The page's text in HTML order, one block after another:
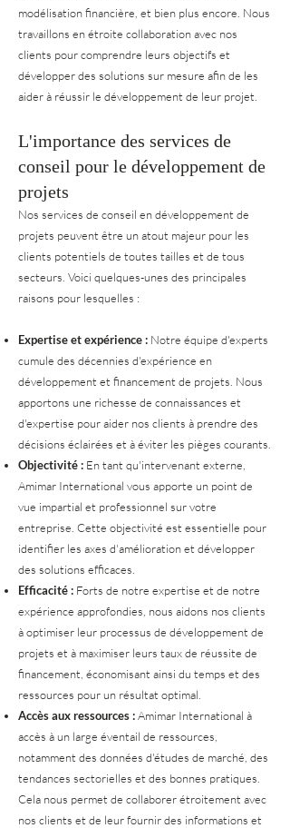
modélisation financière, et bien plus encore. Nous
travaillons en étroite collaboration avec nos
clients pour comprendre leurs objectifs et
développer des solutions sur mesure afin de les
aider à réussir le développement de leur projet.
L'importance des services de
conseil pour le développement de
projets
Nos services de conseil en développement de
projets peuvent être un atout majeur pour les
clients potentiels de toutes tailles et de tous
secteurs. Voici quelques-unes des principales
raisons pour lesquelles :
Expertise et expérience : Notre équipe d'experts
cumule des décennies d'expérience en
développement et financement de projets. Nous
apportons une richesse de connaissances et
d'expertise pour aider nos clients à prendre des
décisions éclairées et à éviter les pièges courants.
Objectivité : En tant qu'intervenant externe,
Amimar International vous apporte un point de
vue impartial et professionnel sur votre
entreprise. Cette objectivité est essentielle pour
identifier les axes d'amélioration et développer
des solutions efficaces.
Efficacité : Forts de notre expertise et de notre
expérience approfondies, nous aidons nos clients
à optimiser leur processus de développement de
projets et à maximiser leurs taux de réussite de
financement, économisant ainsi du temps et des
ressources pour un résultat optimal.
Accès aux ressources :Amimar International à
accès à un large éventail de ressources,
notamment des données d'études de marché, des
tendances sectorielles et des bonnes pratiques.
Cela nous permet de collaborer étroitement avec
nos clients et de leur fournir des informations et